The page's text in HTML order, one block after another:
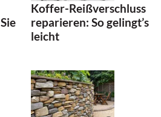
Koffer-Reißverschluss
reparieren: So gelingt’s
leicht